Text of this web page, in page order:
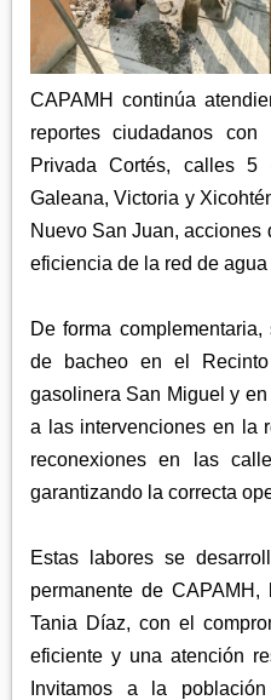
ZITLALTEPEC
TERRENATE
TLAXCO
XALOZTOC
CHIAUTEMPAN
CONTLA
PANOTLA
SAN PABLO DEL MONTE
ZACATELCO
REGIÓN PONIENTE
CALPULALPAN
NANACAMILPA
SANCTÓRUM
CAPAMH continúa
reportes ciudadanos
Privada Cortés, calles
Galeana, Victoria y
Nuevo San Juan, acciones
eficiencia de la red de agua
De forma
de bacheo en el
gasolinera San Miguel y
a las intervenciones en la
reconexiones en las
garantizando la correcta
Estas labores se
permanente de
Tania Díaz, con el
eficiente y una atención
Invitamos a la